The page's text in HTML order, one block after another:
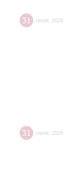
31 июля 2026
31 июля 2026